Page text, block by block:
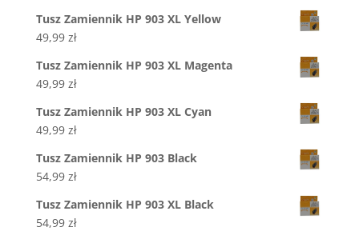
Tusz Zamiennik HP 903 XL Yellow
49,99 zł
Tusz Zamiennik HP 903 XL Magenta
49,99 zł
Tusz Zamiennik HP 903 XL Cyan
49,99 zł
Tusz Zamiennik HP 903 Black
54,99 zł
Tusz Zamiennik HP 903 XL Black
54,99 zł